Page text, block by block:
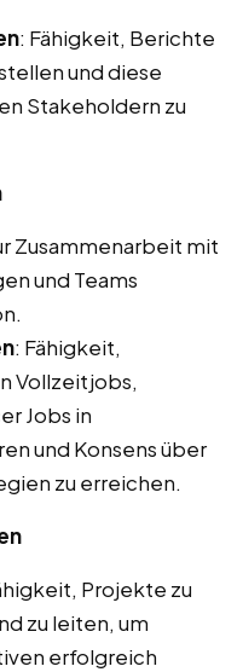
: Fähigkeit, Berichte
und diese
Stakeholdern zu
Zusammenarbeit mit
und Teams
: Fähigkeit,
Vollzeitjobs,
Jobs in
und Konsens über
zu erreichen.
Projekte zu
zu leiten, um
erfolgreich